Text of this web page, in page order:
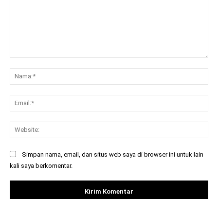
Simpan nama, email, dan situs web saya di browser ini untuk lain
kali saya berkomentar.